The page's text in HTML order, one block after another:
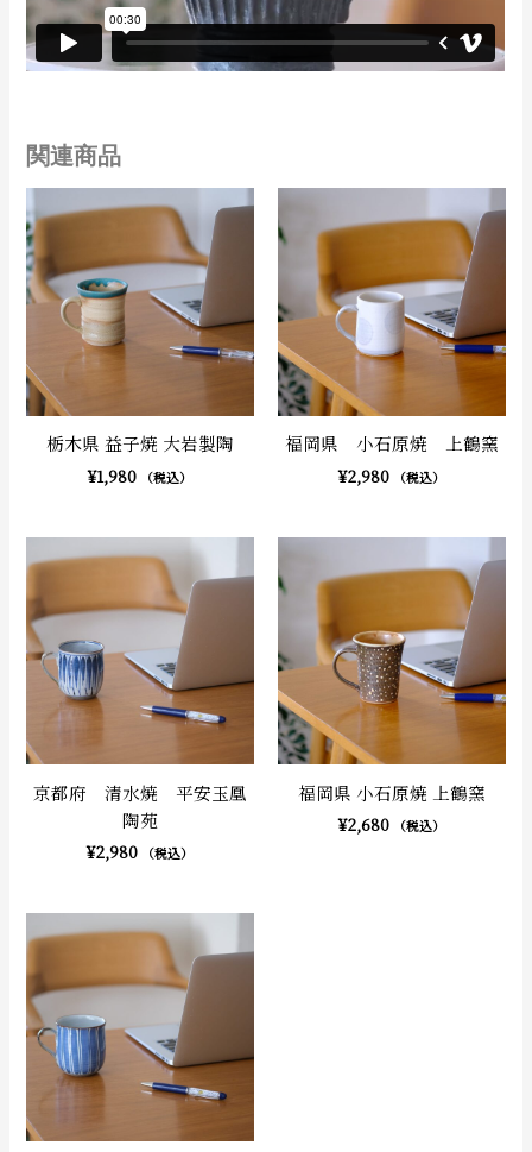
関連商品
栃木県 益子焼 大岩製陶
¥1,980 （税込）
福岡県 小石原焼 上鶴窯
¥2,980 （税込）
京都府 清水焼 平安玉凰
陶苑
¥2,980 （税込）
福岡県 小石原焼 上鶴窯
¥2,680 （税込）